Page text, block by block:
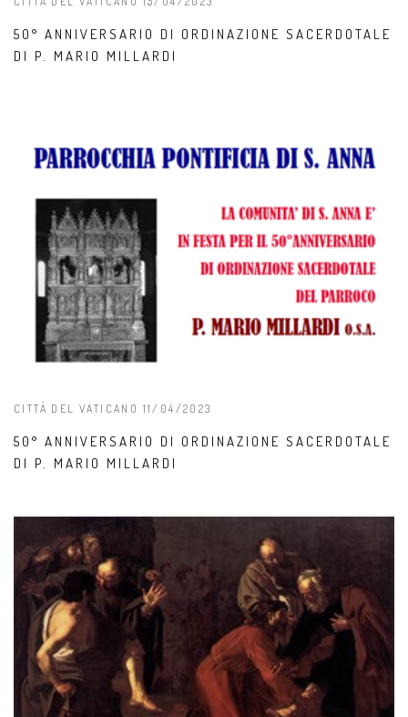
50° ANNIVERSARIO DI ORDINAZIONE SACERDOTALE
DI P. MARIO MILLARDI
CITTÀ DEL VATICANO 11/04/2023
50° ANNIVERSARIO DI ORDINAZIONE SACERDOTALE
DI P. MARIO MILLARDI